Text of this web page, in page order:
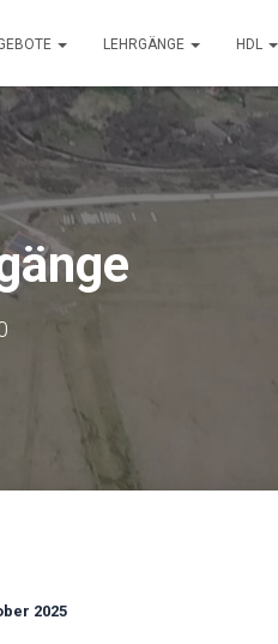
LEHRGÄNGE HDL
2025